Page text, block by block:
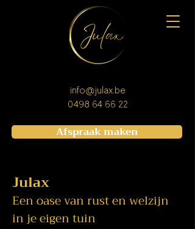
info@julax.be
0498 64 66 22
Afspraak maken
Julax
Een oase van rust en welzijn
in je eigen tuin